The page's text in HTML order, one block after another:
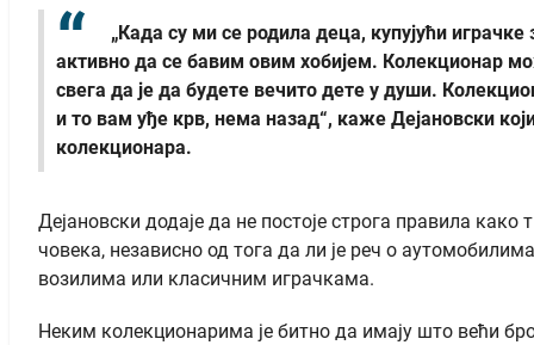
„Када су ми се родила деца, купујући
активно да се бавим овим хобијем. Колекционар
свега да је да будете вечито дете у души.
и то вам уђе крв, нема назад“, каже Дејановски
колекционара.
Дејановски додаје да не постоје строга правила како
човека, независно од тога да ли је реч о
возилима или класичним играчкама.
Неким колекционарима је битно да имају што већи